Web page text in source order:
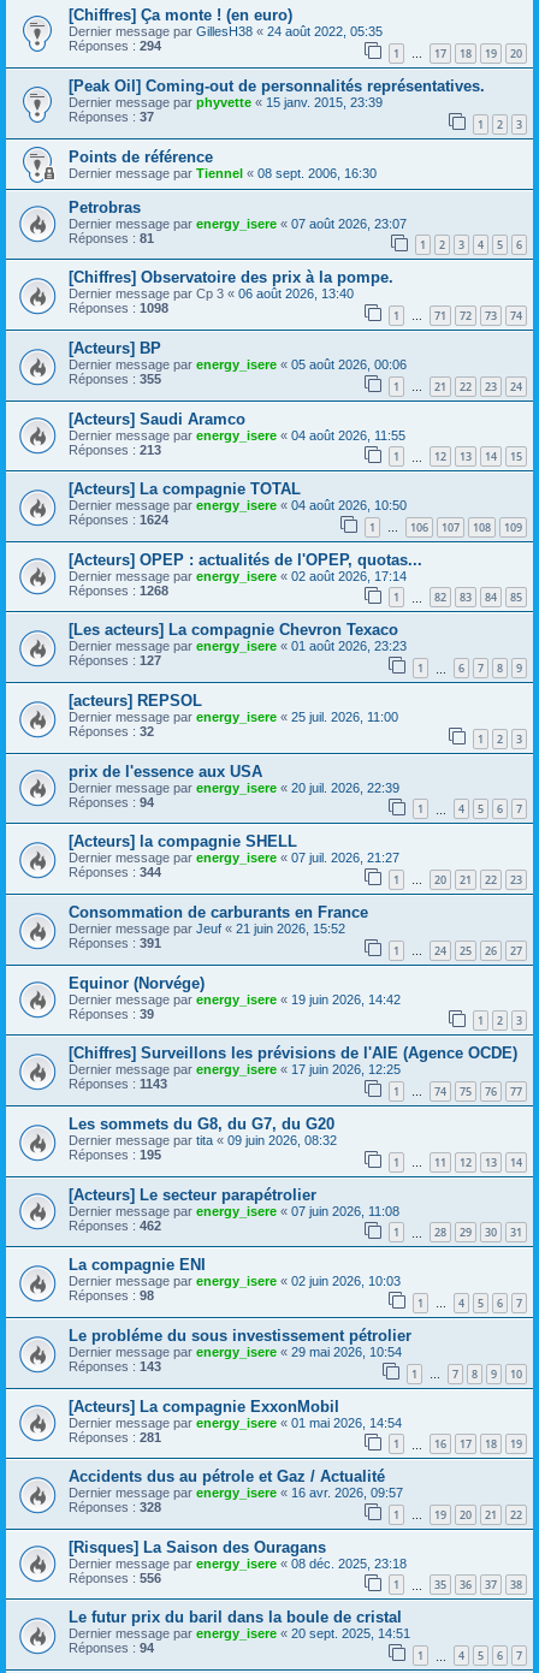
[Chiffres] Ça monte ! (en euro)
Dernier message par GillesH38 « 24 août 2022, 05:35
Réponses : 294 1 … 17 18 19 20
[Peak Oil] Coming-out de personnalités représentatives.
Dernier message par phyvette « 15 janv. 2015, 23:39
Réponses : 37 1 2 3
Points de référence
Dernier message par Tiennel « 08 sept. 2006, 16:30
Petrobras
Dernier message par energy_isere « 07 août 2026, 23:07
Réponses : 81 1 2 3 4 5 6
[Chiffres] Observatoire des prix à la pompe.
Dernier message par Cp 3 « 06 août 2026, 13:40
Réponses : 1098 1 … 71 72 73 74
[Acteurs] BP
Dernier message par energy_isere « 05 août 2026, 00:06
Réponses : 355 1 … 21 22 23 24
[Acteurs] Saudi Aramco
Dernier message par energy_isere « 04 août 2026, 11:55
Réponses : 213 1 12 13 14 15
[Acteurs] La compagnie TOTAL
Dernier message par energy_isere « 04 août 2026, 10:50
Réponses : 1624 1 … 106 107 108 109
[Acteurs] OPEP : actualités de l'OPEP, quotas...
Dernier message par energy_isere « 02 août 2026, 17:14
Réponses : 1268 1 82 83 84 85
[Les acteurs] La compagnie Chevron Texaco
Dernier message par energy_isere « 01 août 2026, 23:23
Réponses : 127 1 6 7 8 9
[acteurs] REPSOL
Dernier message par energy_isere « 25 juil. 2026, 11:00
Réponses : 32 1 2 3
prix de l'essence aux USA
Dernier message par energy_isere « 20 juil. 2026, 22:39
Réponses : 94 1 4 5 6 7
[Acteurs] la compagnie SHELL
Dernier message par energy_isere « 07 juil. 2026, 21:27
Réponses : 344 1 … 20 21 22 23
Consommation de carburants en France
Dernier message par Jeuf « 21 juin 2026, 15:52
Réponses : 391 1 … 24 25 26 27
Equinor (Norvége)
Dernier message par energy_isere « 19 juin 2026, 14:42
Réponses : 39 1 2 3
[Chiffres] Surveillons les prévisions de l'AIE (Agence OCDE)
Dernier message par energy_isere « 17 juin 2026, 12:25
Réponses : 1143 1 … 74 75 76 77
Les sommets du G8, du G7, du G20
Dernier message par tita « 09 juin 2026, 08:32
Réponses : 195 1 … 11 12 13 14
[Acteurs] Le secteur parapétrolier
Dernier message par energy_isere « 07 juin 2026, 11:08
Réponses : 462 1 28 29 30 31
La compagnie ENI
Dernier message par energy_isere « 02 juin 2026, 10:03
Réponses : 98 1 … 4 5 6 7
Le probléme du sous investissement pétrolier
Dernier message par energy_isere « 29 mai 2026, 10:54
Réponses : 143 1 7 8 9 10
[Acteurs] La compagnie ExxonMobil
Dernier message par energy_isere « 01 mai 2026, 14:54
Réponses : 281 1 16 17 18 19
Accidents dus au pétrole et Gaz / Actualité
Dernier message par energy_isere « 16 avr. 2026, 09:57
Réponses : 328 1 … 19 20 21 22
[Risques] La Saison des Ouragans
Dernier message par energy_isere « 08 déc. 2025, 23:18
Réponses : 556 1 35 36 37 38
Le futur prix du baril dans la boule de cristal
Dernier message par energy_isere « 20 sept. 2025, 14:51
Réponses : 94 1 4 5 6 7